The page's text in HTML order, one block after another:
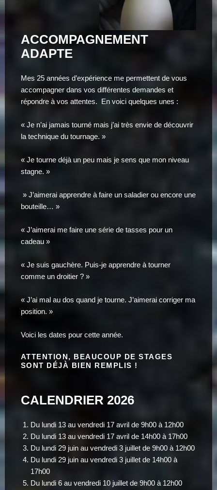
ACCOMPAGNEMENT
ADAPTE
Mes 25 années d’expérience me permettent de vous
accompagner dans vos différentes demandes et
répondre à vos attentes. En voici quelques unes :
« Je n’ai jamais tourné mais j’ai très envie de découvrir
la technique du tournage. »
« Je tourne déjà un peu mais je sens que mon niveau
stagne. »
» J’aimerai apprendre à faire un saladier ou encore une
bouteille… »
« J’aimerai me faire une série de tasses pour un
cadeau »
« Je suis gauchère. Puis-je apprendre à tourner
comme un droitier ? »
« J’ai mal au dos quand je tourne. J’aimerai corriger ma
position. »
Voici les dates pour cette année.
ATTENTION, BEAUCOUP DE STAGES
SONT DÉJÀ BIEN REMPLIS !
CALENDRIER 2026
Du lundi 13 au vendredi 17 avril de 9h00 à 12h00
Du lundi 13 au vendredi 17 avril de 14h00 à 17h00
Du lundi 29 juin au vendredi 3 juillet de 9h00 à 12h00
Du lundi 29 juin au vendredi 3 juillet de 14h00 à
17h00
Du lundi 6 au vendredi 10 juillet de 9h00 à 12h00